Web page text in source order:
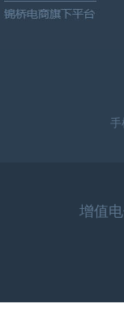
手
增值